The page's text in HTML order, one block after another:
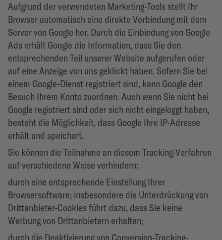
Aufgrund der verwendeten Marketing-Tools stellt Ihr
Browser automatisch eine direkte Verbindung mit dem
Server von Google her. Durch die Einbindung von Google
Ads erhält Google die Information, dass Sie den
entsprechenden Teil unserer Website aufgerufen oder
auf eine Anzeige von uns geklickt haben. Sofern Sie bei
einem Google-Dienst registriert sind, kann Google den
Besuch Ihrem Konto zuordnen. Auch wenn Sie nicht bei
Google registriert sind oder sich nicht eingeloggt haben,
besteht die Möglichkeit, dass Google Ihre IP-Adresse
erhält und speichert.
Sie können die Teilnahme an diesem Tracking-Verfahren
auf verschiedene Weise verhindern:
durch eine entsprechende Einstellung Ihrer
Browsersoftware; insbesondere die Unterdrückung von
Drittanbieter-Cookies führt dazu, dass Sie keine
Werbung von Drittanbietern erhalten;
durch die Deaktivierung von Conversion-Tracking-